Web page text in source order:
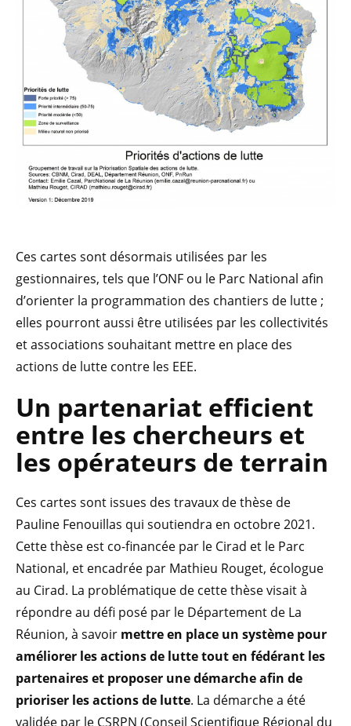
Ces cartes sont désormais utilisées par les
gestionnaires, tels que l’ONF ou le Parc National afin
d’orienter la programmation des chantiers de lutte ;
elles pourront aussi être utilisées par les collectivités
et associations souhaitant mettre en place des
actions de lutte contre les EEE.
Un partenariat efficient
entre les chercheurs et
les opérateurs de terrain
Ces cartes sont issues des travaux de thèse de
Pauline Fenouillas qui soutiendra en octobre 2021.
Cette thèse est co-financée par le Cirad et le Parc
National, et encadrée par Mathieu Rouget, écologue
au Cirad. La problématique de cette thèse visait à
répondre au défi posé par le Département de La
Réunion, à savoir mettre en place un système pour
améliorer les actions de lutte tout en fédérant les
partenaires et proposer une démarche afin de
prioriser les actions de lutte. La démarche a été
validée par le CSRPN (Conseil Scientifique Régional du